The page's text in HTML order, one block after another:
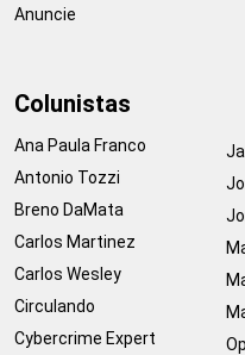
Anuncie
Colunistas
Ana Paula Franco
Antonio Tozzi
Breno DaMata
Carlos Martinez
Carlos Wesley
Circulando
Cybercrime Expert